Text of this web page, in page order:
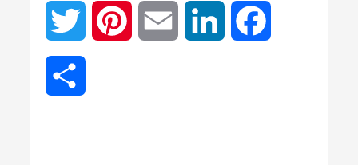
Twitter Pinterest Email LinkedIn